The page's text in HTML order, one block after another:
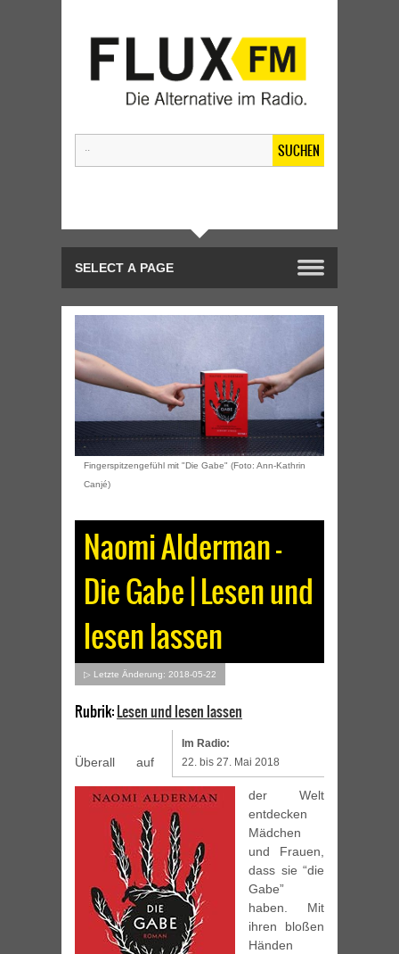
SUCHEN
Fingerspitzengefühl mit "Die Gabe" (Foto: Ann-Kathrin
Canjé)
Naomi Alderman –
Die Gabe | Lesen und
lesen lassen
▷ Letzte Änderung: 2018-05-22
Rubrik:Lesen und lesen lassen
Im Radio:
22. bis 27. Mai 2018
Überall auf
der Welt
entdecken
Mädchen
und Frauen,
dass sie “die
Gabe”
haben. Mit
ihren bloßen
Händen